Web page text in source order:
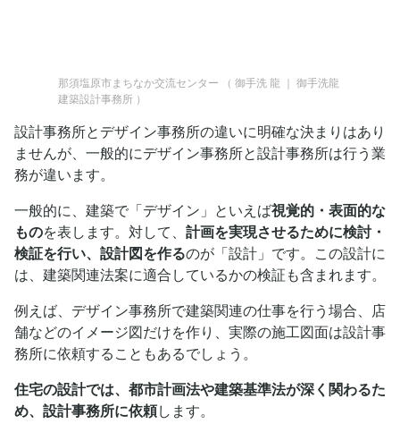
那須塩原市まちなか交流センター （ 御手洗 龍 ｜ 御手洗龍
建築設計事務所 ）
設計事務所とデザイン事務所の違いに明確な決まりはあり
ませんが、一般的にデザイン事務所と設計事務所は行う業
務が違います。
一般的に、建築で「デザイン」といえば視覚的・表面的な
ものを表します。対して、 計画を実現させるために検討・
検証を行い、設計図を作るのが「設計」です。この設計に
は、建築関連法案に適合しているかの検証も含まれます。
例えば、デザイン事務所で建築関連の仕事を行う場合、店
舗などのイメージ図だけを作り、実際の施工図面は設計事
務所に依頼することもあるでしょう。
住宅の設計では、都市計画法や建築基準法が深く関わるた
め、設計事務所に依頼します。